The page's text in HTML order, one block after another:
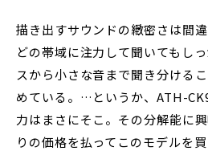
描き出すサウンドの緻密さは間
どの帯域に注力して聞いてもし
スから小さな音まで聞き分ける
めている。…というか、ATH-
力はまさにそこ。その分解能に
りの価格を払ってこのモデルを買